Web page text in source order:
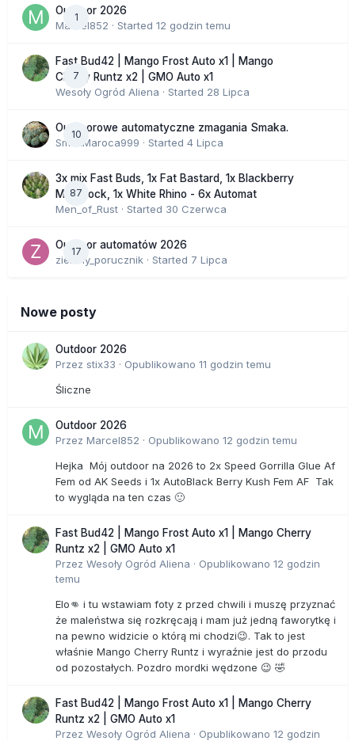
1
Outdoor 2026
Marcel852 · Started 12 godzin temu
7
Fast Bud42 | Mango Frost Auto x1 | Mango
Cherry Runtz x2 | GMO Auto x1
Wesoły Ogród Aliena · Started 28 Lipca
10
Outdoorowe automatyczne zmagania Smaka.
SmakMaroca999 · Started 4 Lipca
87
3x mix Fast Buds, 1x Fat Bastard, 1x Blackberry
Moonrock, 1x White Rhino - 6x Automat
Men_of_Rust · Started 30 Czerwca
17
Outdoor automatów 2026
zielony_porucznik · Started 7 Lipca
Nowe posty
Outdoor 2026
Przez stix33 · Opublikowano 11 godzin temu
Śliczne
Outdoor 2026
Przez Marcel852 · Opublikowano 12 godzin temu
Hejka Mój outdoor na 2026 to 2x Speed Gorrilla Glue Af
Fem od AK Seeds i 1x AutoBlack Berry Kush Fem AF Tak
to wygląda na ten czas 🙂
Fast Bud42 | Mango Frost Auto x1 | Mango Cherry
Runtz x2 | GMO Auto x1
Przez Wesoły Ogród Aliena · Opublikowano 12 godzin
temu
Elo👊 i tu wstawiam foty z przed chwili i muszę przyznać
że maleństwa się rozkręcają i mam już jedną faworytkę i
na pewno widzicie o którą mi chodzi😉. Tak to jest
właśnie Mango Cherry Runtz i wyraźnie jest do przodu
od pozostałych. Pozdro mordki wędzone 😉 🤣
Fast Bud42 | Mango Frost Auto x1 | Mango Cherry
Runtz x2 | GMO Auto x1
Przez Wesoły Ogród Aliena · Opublikowano 12 godzin